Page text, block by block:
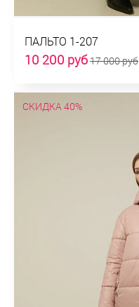
ПАЛЬТО 1-207
10 200 руб17 000 руб
СКИДКА 40%